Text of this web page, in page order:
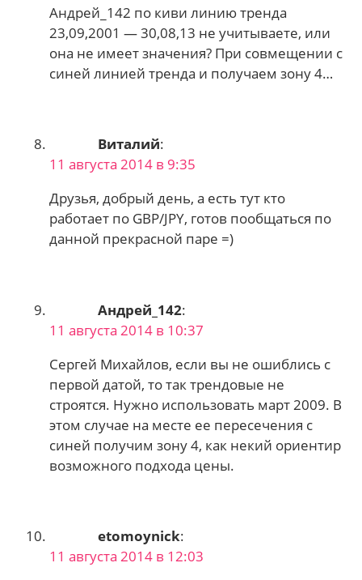
Андрей_142 по киви линию тренда
23,09,2001 — 30,08,13 не учитываете, или
она не имеет значения? При совмещении с
синей линией тренда и получаем зону 4…
Виталий:
11 августа 2014 в 9:35
Друзья, добрый день, а есть тут кто
работает по GBP/JPY, готов пообщаться по
данной прекрасной паре =)
Андрей_142:
11 августа 2014 в 10:37
Сергей Михайлов, если вы не ошиблись с
первой датой, то так трендовые не
строятся. Нужно использовать март 2009. В
этом случае на месте ее пересечения с
синей получим зону 4, как некий ориентир
возможного подхода цены.
etomoynick:
11 августа 2014 в 12:03